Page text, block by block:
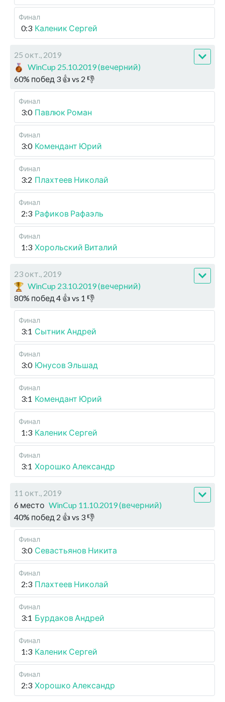
Финал
0:3 Каленик Сергей
25 окт., 2019
WinCup 25.10.2019 (вечерний)
60% побед 3 👍 vs 2 👎
Финал
3:0 Павлюк Роман
Финал
3:0 Комендант Юрий
Финал
3:2 Плахтеев Николай
Финал
2:3 Рафиков Рафаэль
Финал
1:3 Хорольский Виталий
23 окт., 2019
WinCup 23.10.2019 (вечерний)
80% побед 4 👍 vs 1 👎
Финал
3:1 Сытник Андрей
Финал
3:0 Юнусов Эльшад
Финал
3:1 Комендант Юрий
Финал
1:3 Каленик Сергей
Финал
3:1 Хорошко Александр
11 окт., 2019
6 место WinCup 11.10.2019 (вечерний)
40% побед 2 👍 vs 3👎
Финал
3:0 Севастьянов Никита
Финал
2:3 Плахтеев Николай
Финал
3:1 Бурдаков Андрей
Финал
1:3 Каленик Сергей
Финал
2:3 Хорошко Александр